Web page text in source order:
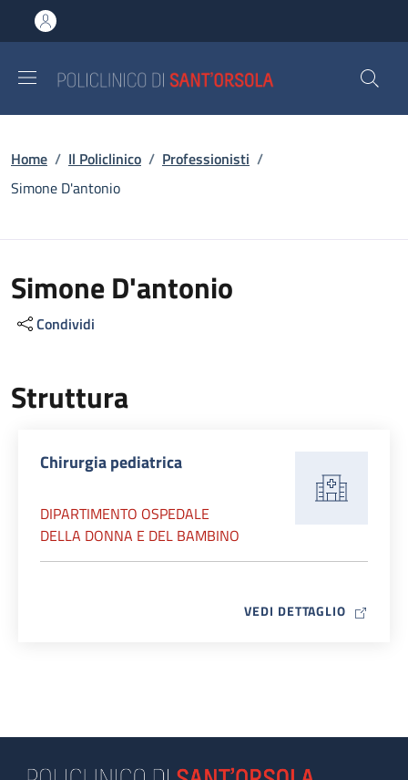
al contenuto principale
to footer content
Briciole di pane
Home / Il Policlinico / Professionisti /
Simone D'antonio
Simone D'antonio
Condividi
Struttura
Chirurgia pediatrica
DIPARTIMENTO OSPEDALE
DELLA DONNA E DEL BAMBINO
VEDI DETTAGLIO MAP ICON